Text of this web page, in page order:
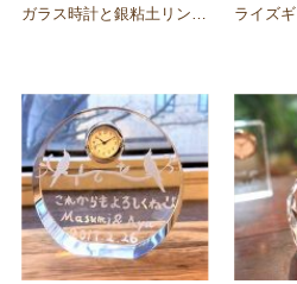
ガラス時計と銀粘土リング
ライズ